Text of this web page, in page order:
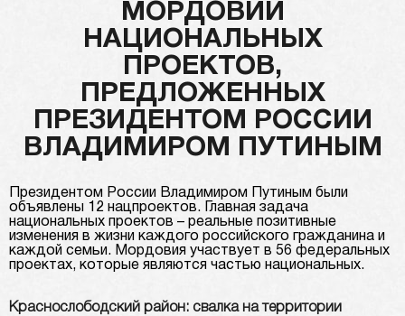
МОРДОВИИ
НАЦИОНАЛЬНЫХ
ПРОЕКТОВ,
ПРЕДЛОЖЕННЫХ
ПРЕЗИДЕНТОМ РОССИИ
ВЛАДИМИРОМ ПУТИНЫМ
Президентом России Владимиром Путиным были
объявлены 12 нацпроектов. Главная задача
национальных проектов – реальные позитивные
изменения в жизни каждого российского гражданина и
каждой семьи. Мордовия участвует в 56 федеральных
проектах, которые являются частью национальных.
Краснослободский район: свалка на территории